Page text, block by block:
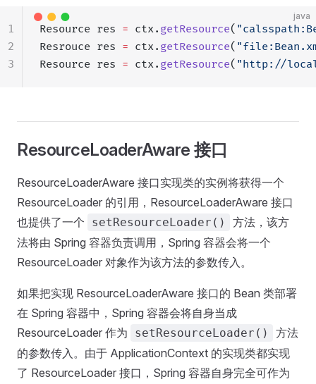
java
Resource res = ctx. getResource(
Resrouce res = ctx. getResource(
Resource res = ctx. getResource( "http://
1
2
3
ResourceLoaderAware 接口
ResourceLoaderAware 接口实现类的实例将获得一个
ResourceLoader 的引用，ResourceLoaderAware 接口
也提供了一个
setResourceLoader()
方法，该方
法将由 Spring 容器负责调用，Spring 容器会将一个
ResourceLoader 对象作为该方法的参数传入。
如果把实现 ResourceLoaderAware 接口的 Bean 类部署
在 Spring 容器中，Spring 容器会将自身当成
ResourceLoader 作为
setResourceLoader()
方法
的参数传入。由于 ApplicationContext 的实现类都实现
了 ResourceLoader 接口，Spring 容器自身完全可作为